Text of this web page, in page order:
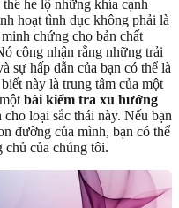
hé lộ những khía cạnh
hoạt tình dục không phải là
chứng cho bản chất
công nhận rằng những trải
sự hấp dẫn của bạn có thể là
này là trung tâm của một
bài kiểm tra xu hướng
loại sắc thái này. Nếu bạn
đường của mình, bạn có thể
chủ của chúng tôi.